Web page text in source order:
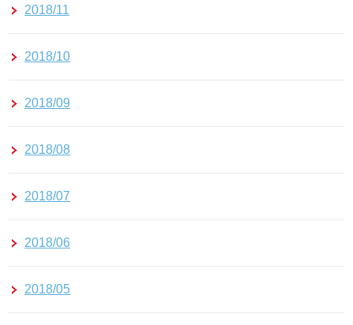
2018/11
2018/10
2018/09
2018/08
2018/07
2018/06
2018/05